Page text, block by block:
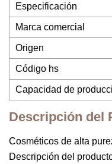
Especificación
Marca comercial
Origen
Código hs
Capacidad de
Descripción del
Cosméticos de alta
Descripción del